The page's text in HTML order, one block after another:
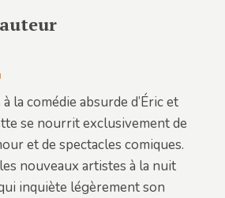
la comédie absurde d’Éric et
se nourrit exclusivement de
et de spectacles comiques.
nouveaux artistes à la nuit
inquiète légèrement son